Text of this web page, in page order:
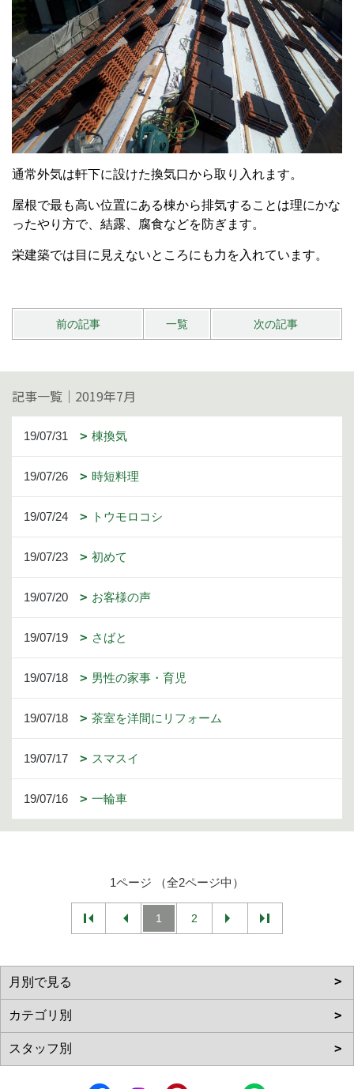
通常外気は軒下に設けた換気口から取り入れます。
屋根で最も高い位置にある棟から排気することは理にかな
ったやり方で、結露、腐食などを防ぎます。
栄建築では目に見えないところにも力を入れています。
前の記事 一覧 次の記事
記事一覧｜2019年7月
19/07/31 棟換気
19/07/26 時短料理
19/07/24 トウモロコシ
19/07/23 初めて
19/07/20 お客様の声
19/07/19 さばと
19/07/18 男性の家事・育児
19/07/18 茶室を洋間にリフォーム
19/07/17 スマスイ
19/07/16 一輪車
1ページ （全2ページ中）
1 2